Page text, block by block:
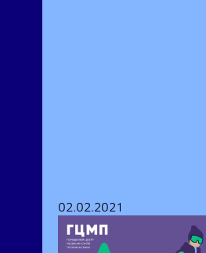
02.02.2021